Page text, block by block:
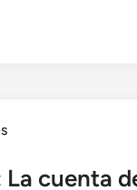
La cuenta